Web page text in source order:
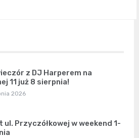
z DJ Harperem na
11 już 8 sierpnia!
2026
ul. Przyczółkowej w weekend 1-